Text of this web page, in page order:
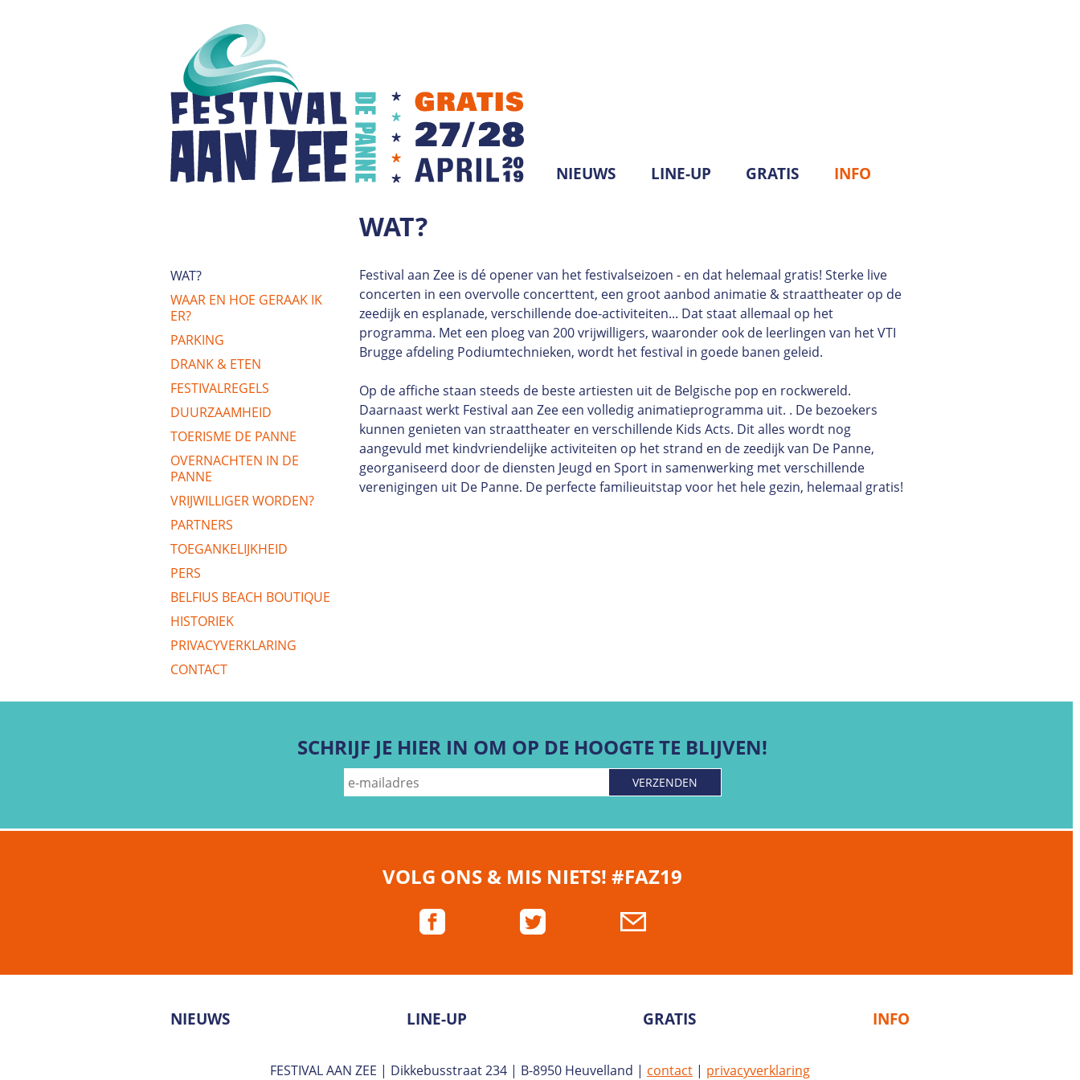
O
F
D
M
E
N
NIEUWS LINE-UP GRATIS INFO
WAT?
Festival aan Zee is dé opener van het festivalseizoen - en dat helemaal gratis! Sterke live
concerten in een overvolle concerttent, een groot aanbod animatie & straattheater op de
zeedijk en esplanade, verschillende doe-activiteiten... Dat staat allemaal op het
programma. Met een ploeg van 200 vrijwilligers, waaronder ook de leerlingen van het VTI
Brugge afdeling Podiumtechnieken, wordt het festival in goede banen geleid.
Op de affiche staan steeds de beste artiesten uit de Belgische pop en rockwereld.
Daarnaast werkt Festival aan Zee een volledig animatieprogramma uit. . De bezoekers
kunnen genieten van straattheater en verschillende Kids Acts. Dit alles wordt nog
aangevuld met kindvriendelijke activiteiten op het strand en de zeedijk van De Panne,
georganiseerd door de diensten Jeugd en Sport in samenwerking met verschillende
verenigingen uit De Panne. De perfecte familieuitstap voor het hele gezin, helemaal gratis!
WAT?
WAAR EN HOE GERAAK IK
ER?
PARKING
DRANK & ETEN
FESTIVALREGELS
DUURZAAMHEID
TOERISME DE PANNE
OVERNACHTEN IN DE
PANNE
VRIJWILLIGER WORDEN?
PARTNERS
TOEGANKELIJKHEID
PERS
BELFIUS BEACH BOUTIQUE
HISTORIEK
PRIVACYVERKLARING
CONTACT
SCHRIJF JE HIER IN OM OP DE HOOGTE TE BLIJVEN!
VOLG ONS & MIS NIETS!#FAZ19
NIEUWS LINE-UP GRATIS INFO
FESTIVAL AAN ZEE | Dikkebusstraat 234 | B-8950 Heuvelland | contact | privacyverklaring